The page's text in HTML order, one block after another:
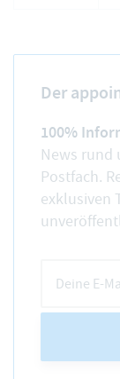
Der
100%
News rund
Postfach.
exklusiven